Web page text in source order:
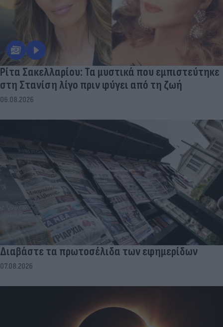
Ρίτα Σακελλαρίου: Τα μυστικά που εμπιστεύτηκε
στη Στανίση λίγο πριν φύγει από τη ζωή
06.08.2026
Διαβάστε τα πρωτοσέλιδα των εφημερίδων
07.08.2026